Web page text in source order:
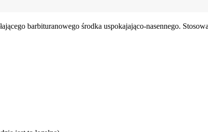
barbituranowego środka uspokajająco-nasennego.